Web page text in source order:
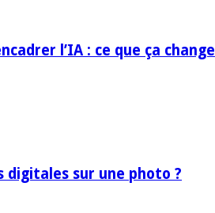
l’IA : ce que ça change
digitales sur une photo ?